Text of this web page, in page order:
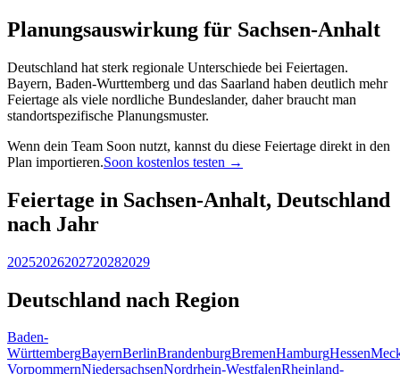
Planungsauswirkung für Sachsen-Anhalt
Deutschland hat sterk regionale Unterschiede bei Feiertagen.
Bayern, Baden-Wurttemberg und das Saarland haben deutlich mehr
Feiertage als viele nordliche Bundeslander, daher braucht man
standortspezifische Planungsmuster.
Wenn dein Team Soon nutzt, kannst du diese Feiertage direkt in den
Plan importieren.Soon kostenlos testen →
Feiertage in Sachsen-Anhalt, Deutschland
nach Jahr
20252026202720282029
Deutschland nach Region
Baden-
WürttembergBayernBerlinBrandenburgBremenHamburgHessen
VorpommernNiedersachsenNordrhein-WestfalenRheinland-